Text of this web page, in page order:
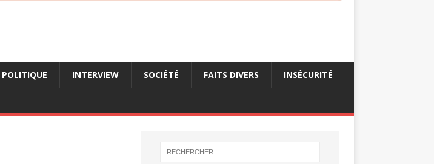
POLITIQUE INTERVIEW SOCIÉTÉ FAITS DIVERS INSÉCURITÉ